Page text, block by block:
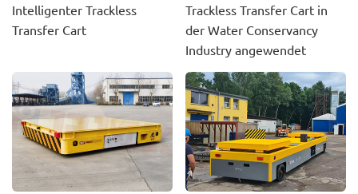
Intelligenter Trackless
Transfer Cart
Trackless Transfer Cart in
der Water Conservancy
Industry angewendet